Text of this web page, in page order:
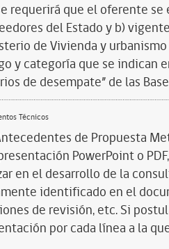
requerirá que el oferente
del Estado y b)
de Vivienda y
y categoría que se indican
de desempate” de las
Técnicos
de Propuesta
PowerPoint o
en el desarrollo de la
identificado en el
de revisión, etc. Si
por cada línea a la